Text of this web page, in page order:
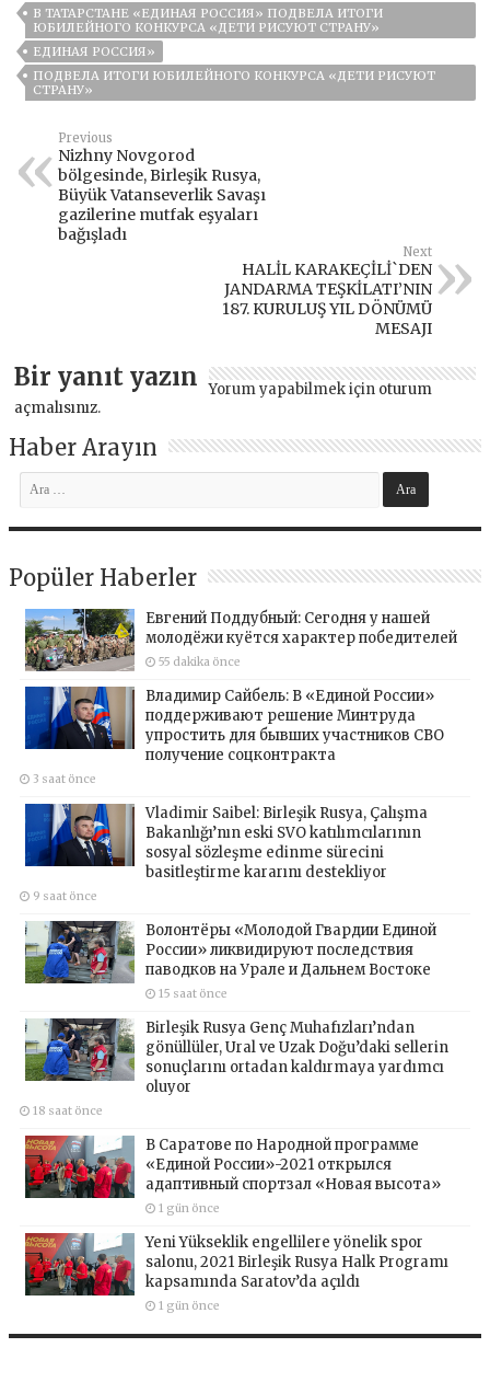
В ТАТАРСТАНЕ «ЕДИНАЯ РОССИЯ» ПОДВЕЛА ИТОГИ
ЮБИЛЕЙНОГО КОНКУРСА «ДЕТИ РИСУЮТ СТРАНУ»
ЕДИНАЯ РОССИЯ»
ПОДВЕЛА ИТОГИ ЮБИЛЕЙНОГО КОНКУРСА «ДЕТИ РИСУЮТ
СТРАНУ»
Previous
Nizhny Novgorod
bölgesinde, Birleşik Rusya,
Büyük Vatanseverlik Savaşı
gazilerine mutfak eşyaları
bağışladı
Next
HALİL KARAKEÇİLİ`DEN
JANDARMA TEŞKİLATI’NIN
187. KURULUŞ YIL DÖNÜMÜ
MESAJI
Bir yanıt yazın Yorum yapabilmek için oturum
açmalısınız.
Haber Arayın
Popüler Haberler
Евгений Поддубный: Сегодня у нашей
молодёжи куётся характер победителей
55 dakika önce
Владимир Сайбель: В «Единой России»
поддерживают решение Минтруда
упростить для бывших участников СВО
получение соцконтракта
3 saat önce
Vladimir Saibel: Birleşik Rusya, Çalışma
Bakanlığı’nın eski SVO katılımcılarının
sosyal sözleşme edinme sürecini
basitleştirme kararını destekliyor
9 saat önce
Волонтёры «Молодой Гвардии Единой
России» ликвидируют последствия
паводков на Урале и Дальнем Востоке
15 saat önce
Birleşik Rusya Genç Muhafızları’ndan
gönüllüler, Ural ve Uzak Doğu’daki sellerin
sonuçlarını ortadan kaldırmaya yardımcı
oluyor
18 saat önce
В Саратове по Народной программе
«Единой России»-2021 открылся
адаптивный спортзал «Новая высота»
1 gün önce
Yeni Yükseklik engellilere yönelik spor
salonu, 2021 Birleşik Rusya Halk Programı
kapsamında Saratov’da açıldı
1 gün önce